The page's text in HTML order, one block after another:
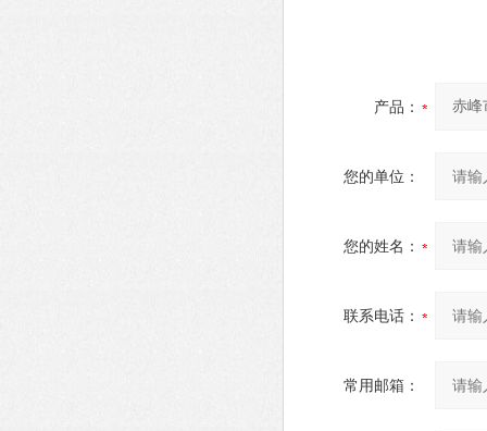
产品：
您的单位：
您的姓名：
联系电话：
常用邮箱：